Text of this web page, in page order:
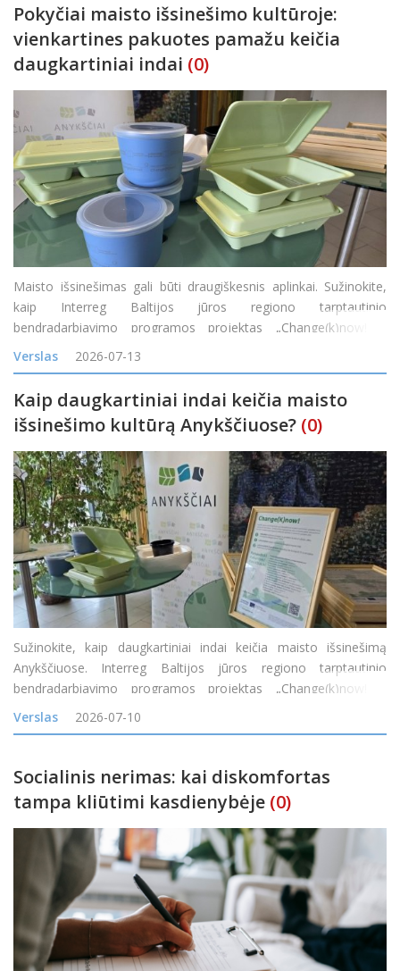
Pokyčiai maisto išsinešimo kultūroje:
vienkartines pakuotes pamažu keičia
daugkartiniai indai (0)
Maisto išsinešimas gali būti draugiškesnis aplinkai. Sužinokite,
kaip Interreg Baltijos jūros regiono tarptautinio
bendradarbiavimo programos projektas „Change(k)now! –
mąstysenos keitimas nuo vienkartinio naudojimo į žiedines arba
daugkartinio naudojimo maisto prist
Verslas 2026-07-13
Kaip daugkartiniai indai keičia maisto
išsinešimo kultūrą Anykščiuose? (0)
Sužinokite, kaip daugkartiniai indai keičia maisto išsinešimą
Anykščiuose. Interreg Baltijos jūros regiono tarptautinio
bendradarbiavimo programos projektas „Change(k)now! –
mąstysenos keitimas nuo vienkartinio naudojimo į žiedines arba
daugkartinio naudojimo maisto
Verslas 2026-07-10
Socialinis nerimas: kai diskomfortas
tampa kliūtimi kasdienybėje (0)